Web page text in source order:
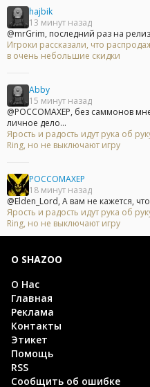
hajbik
13 минут назад
@mrGrim, последний раз на
Игроки рассказали, что
в очень небольшие скидки
Abby
15 минут назад
@POCCOMAXEP, без саммонов
личное дело...
Ярость и радость идут рука об
Ring, но не выключают игру
POCCOMAXEP
18 минут назад
@Elden_Lord, А вам не кажется,
Ярость и радость идут рука об
Ring, но не выключают игру
О SHAZOO
О Нас
Главная
Реклама
Контакты
Этикет
Помощь
RSS
Сообщить об ошибке